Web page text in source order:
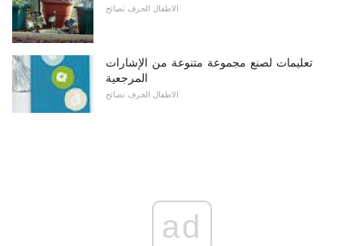
الاطفال الحرف نصائح
تعليمات لصنع مجموعة متنوعة من الإشارات
المرجعية
الاطفال الحرف نصائح
ad